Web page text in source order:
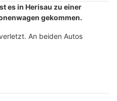
es in Herisau zu einer
gekommen.
An beiden Autos